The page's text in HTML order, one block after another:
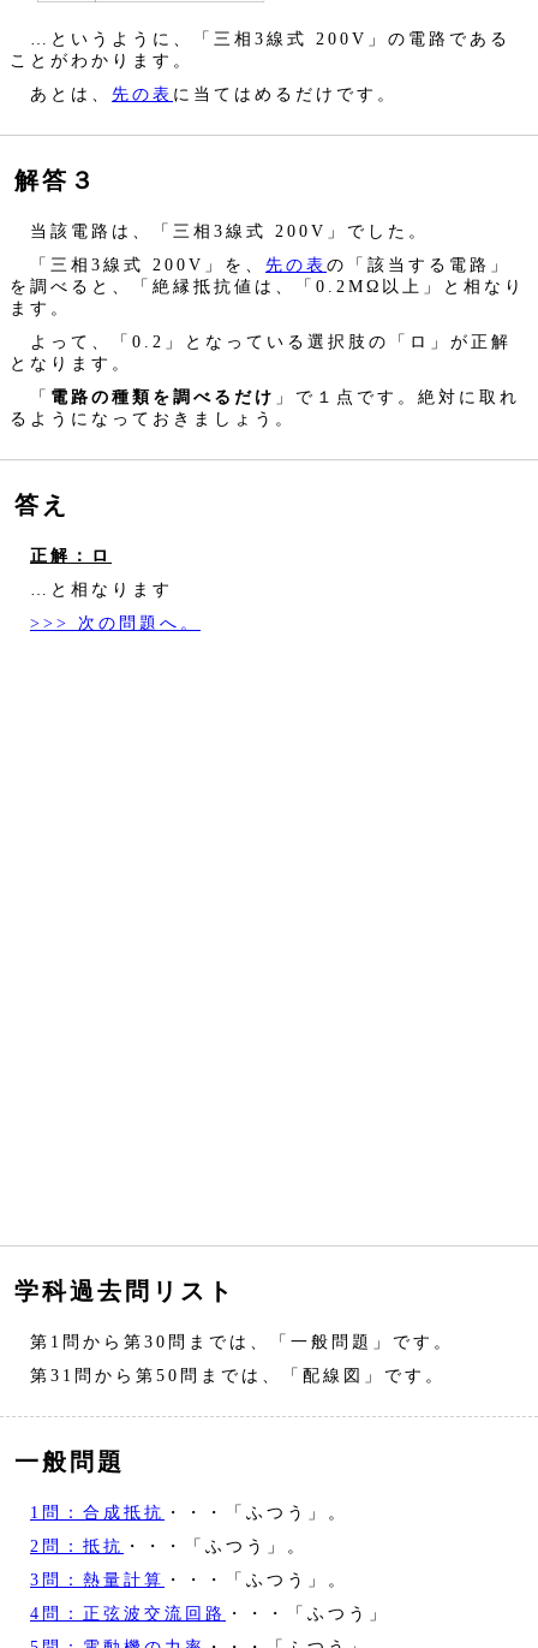
…というように、「三相3線式 200V」の電路である
ことがわかります。
あとは、 先の表 に当てはめるだけです。
解答３
当該電路は、「三相3線式 200V」でした。
「三相3線式 200V」を、 先の表の「該当する電路」
を調べると、「絶縁抵抗値は、「0.2MΩ以上」と相なり
ます。
よって、「0.2」となっている選択肢の「ロ」が正解
となります。
「 電路の種類を調べるだけ 」で１点です。絶対に取れ
るようになっておきましょう。
答え
正解：ロ
…と相なります
>>> 次の問題へ。
学科過去問リスト
第1問から第30問までは、「一般問題」です。
第31問から第50問までは、「配線図」です。
一般問題
1問：合成抵抗 ・・・「ふつう」。
2問：抵抗 ・・・「ふつう」。
3問：熱量計算 ・・・「ふつう」。
4問：正弦波交流回路
・・・「ふつう」